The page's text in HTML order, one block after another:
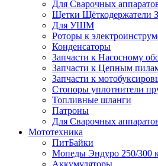
Для Сварочных
Щетки Щёткодержатели
Для УШМ
Роторы к
Конденсаторы
Запчасти к Насосному
Запчасти к Цепным
Запчасти к
Стопоры уплотнители
Топливные шланги
Патроны
Для Сварочных
Мототехника
ПитБайки
Мопеды Эндуро 250/300
Аккумуляторы